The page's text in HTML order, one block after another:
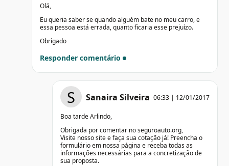
Olá,
Eu queria saber se quando alguém bate no meu carro, e
essa pessoa está errada, quanto ficaria esse prejuízo.
Obrigado
Responder comentário
S Sanaira Silveira 06:33 | 12/01/2017
Boa tarde Arlindo,
Obrigada por comentar no seguroauto.org,
Visite nosso site e faça sua cotação já! Preencha o
formulário em nossa página e receba todas as
informações necessárias para a concretização de
sua proposta.